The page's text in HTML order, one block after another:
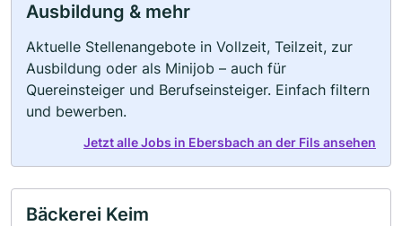
Ausbildung & mehr
Aktuelle Stellenangebote in Vollzeit, Teilzeit, zur
Ausbildung oder als Minijob – auch für
Quereinsteiger und Berufseinsteiger. Einfach filtern
und bewerben.
Jetzt alle Jobs in Ebersbach an der Fils ansehen
Bäckerei Keim